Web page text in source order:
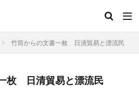
竹筒からの文書一枚 日清貿易と漂流民
枚 日清貿易と漂流民